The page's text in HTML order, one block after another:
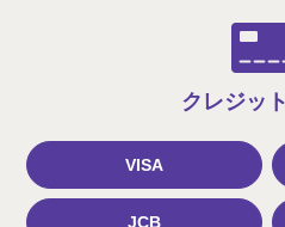
クレジット
VISA
JCB